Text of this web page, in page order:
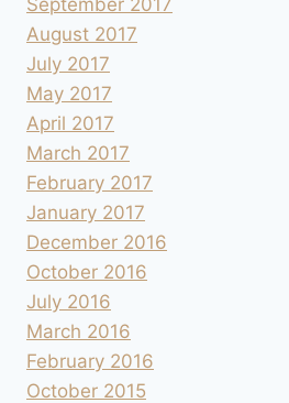
August 2017
July 2017
May 2017
April 2017
March 2017
February 2017
January 2017
December 2016
October 2016
July 2016
March 2016
February 2016
October 2015